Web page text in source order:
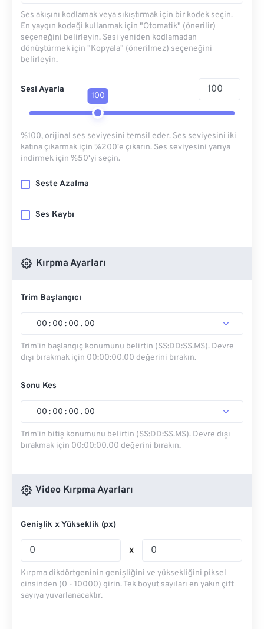
Ses akışını kodlamak veya sıkıştırmak için bir kodek seçin.
En yaygın kodeği kullanmak için "Otomatik" (önerilir)
seçeneğini belirleyin. Sesi yeniden kodlamadan
dönüştürmek için "Kopyala" (önerilmez) seçeneğini
belirleyin.
Sesi Ayarla
100
%100, orijinal ses seviyesini temsil eder. Ses seviyesini iki
katına çıkarmak için %200'e çıkarın. Ses seviyesini yarıya
indirmek için %50'yi seçin.
Seste Azalma
Ses Kaybı
Kırpma Ayarları
Trim Başlangıcı
00 : 00 : 00 . 00
Trim'in başlangıç ​​konumunu belirtin (SS:DD:SS.MS). Devre
dışı bırakmak için 00:00:00.00 değerini bırakın.
Sonu Kes
00 : 00 : 00 . 00
Trim'in bitiş konumunu belirtin (SS:DD:SS.MS). Devre dışı
bırakmak için 00:00:00.00 değerini bırakın.
Video Kırpma Ayarları
Genişlik x Yükseklik (px)
x
Kırpma dikdörtgeninin genişliğini ve yüksekliğini piksel
cinsinden (0 - 10000) girin. Tek boyut sayıları en yakın çift
sayıya yuvarlanacaktır.